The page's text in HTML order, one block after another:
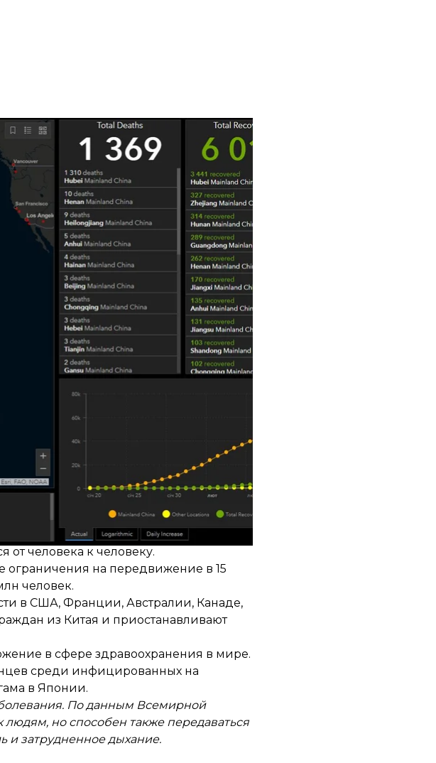
инфицированных выздоровели.
Центра системных
случаю — на Филиппинах
(50), Таиланде (33) и Южной Корее
находится на карантине в порту
коронавирус .
пневмонии, вызванную до сих
от человека к человеку.
ограничения на передвижение в 15
человек.
в США, Франции, Австралии, Канаде,
из Китая и приостанавливают
в сфере здравоохранения в мире.
среди инфицированных на
в Японии.
По данным Всемирной
людям, но способен также передаваться
и затрудненное дыхание.